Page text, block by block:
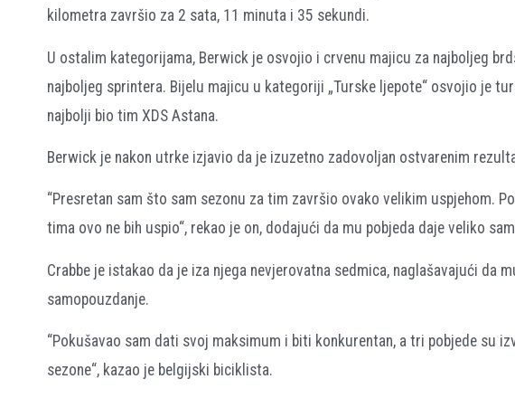
kilometra završio za 2 sata, 11 minuta i 35 sekundi.
U ostalim kategorijama, Berwick je osvojio i crvenu majicu za najboljeg
najboljeg sprintera. Bijelu majicu u kategoriji „Turske ljepote“ osvojio je
najbolji bio tim XDS Astana.
Berwick je nakon utrke izjavio da je izuzetno zadovoljan ostvarenim
“Presretan sam što sam sezonu za tim završio ovako velikim uspjehom.
tima ovo ne bih uspio“, rekao je on, dodajući da mu pobjeda daje veliko
Crabbe je istakao da je iza njega nevjerovatna sedmica, naglašavajući da
samopouzdanje.
“Pokušavao sam dati svoj maksimum i biti konkurentan, a tri pobjede su
sezone“, kazao je belgijski biciklista.